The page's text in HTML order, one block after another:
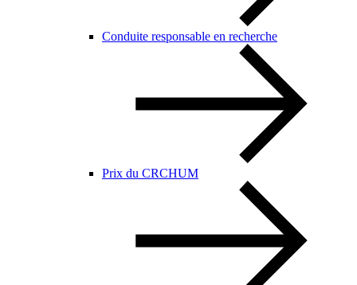
Conduite responsable en recherche
Prix du CRCHUM